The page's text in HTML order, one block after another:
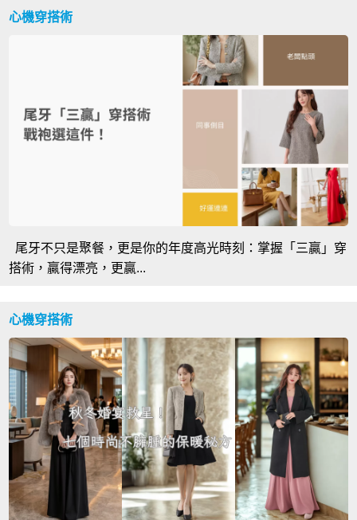
心機穿搭術
尾牙不只是聚餐，更是你的年度高光時刻：掌握「三贏」穿
搭術，贏得漂亮，更贏...
心機穿搭術